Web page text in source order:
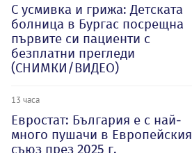
С усмивка и грижа: Детската
болница в Бургас посрещна
първите си пациенти с
безплатни прегледи
(СНИМКИ/ВИДЕО)
13 часа
Евростат: България е с най-
много пушачи в Европейския
съюз през 2025 г.